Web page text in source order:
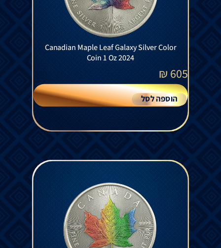
Canadian Maple Leaf Galaxy Silver Color
Coin 1 Oz 2024
605
₪
הוספה לסל